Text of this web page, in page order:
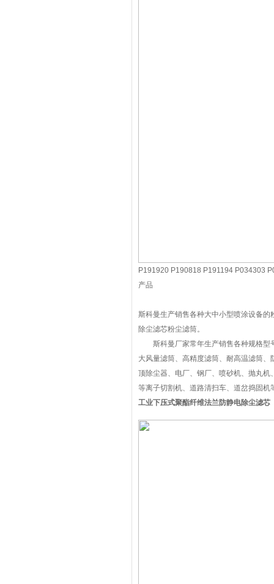
P191920 P190818 P191194 P034303
产品
斯科曼生产销售各种大中小型喷涂设备
除尘滤芯粉尘滤筒。
斯科曼厂家常年生产销售各种规格型
大风量滤筒、高精度滤筒、耐高温滤筒
顶除尘器、电厂、钢厂、喷砂机、抛丸
等离子切割机、道路清扫车、道岔捣固机
工业下压式聚酯纤维法兰防静电除尘滤芯